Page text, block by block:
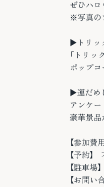
ぜひハロ
※写真の
▶︎トリッ
「トリッ
ポップコ
▶︎運だめ
アンケ
豪華景品
【参加費
【予約】
【駐車場
【お問